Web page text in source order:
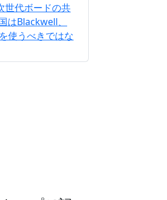
代ボードの共
はBlackwell、
使うべきではな